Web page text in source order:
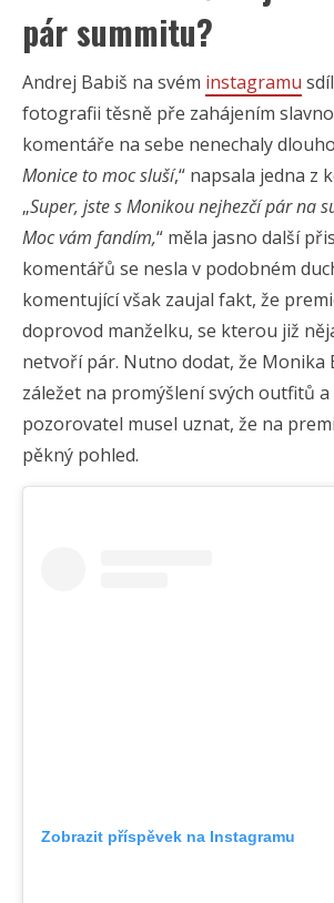
pár summitu?
Andrej Babiš na svém instagramu
fotografii těsně pře zahájením
komentáře na sebe nenechaly
Monice to moc sluší,“ napsala jedna z
„Super, jste s Monikou nejhezčí pár na
Moc vám fandím,“ měla jasno další
komentářů se nesla v podobném
komentující však zaujal fakt, že
doprovod manželku, se kterou již
netvoří pár. Nutno dodat, že Monika
záležet na promýšlení svých outfitů
pozorovatel musel uznat, že na
pěkný pohled.
Zobrazit příspěvek na Instagramu